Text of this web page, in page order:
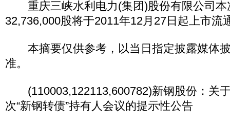
重庆三峡水利电力(集团)股份有限公司本
32,736,000股将于2011年12月27日起上市流
本摘要仅供参考，以当日指定披露媒体
准。
(110003,122113,600782)新钢股份：关
次“新钢转债”持有人会议的提示性公告